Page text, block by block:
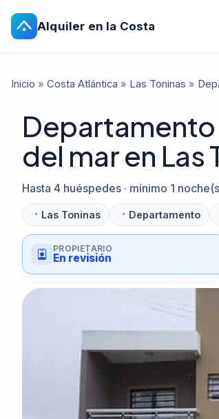
Alquiler en la Costa
Inicio » Costa Atlántica » Las Toninas »
Departamento
del mar en Las
Hasta 4 huéspedes · mínimo 1
Las Toninas Departamento
PROPIETARIO
En revisión